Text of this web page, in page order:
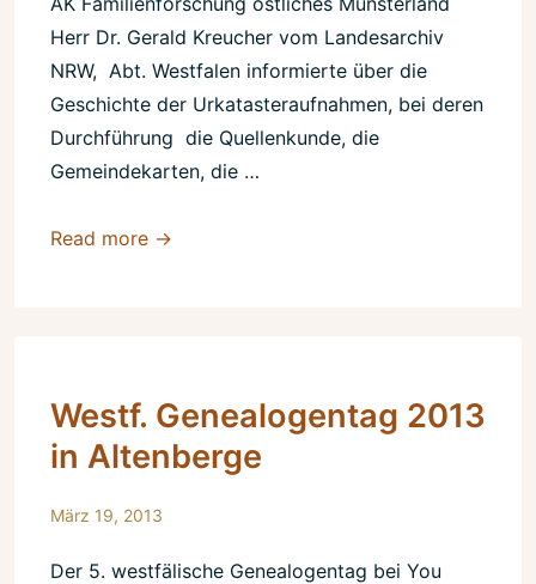
Herr Dr. Gerald Kreucher vom Landesarchiv
NRW, Abt. Westfalen informierte über die
Geschichte der Urkatasteraufnahmen, bei deren
Durchführung die Quellenkunde, die
Gemeindekarten, die …
Urkataster,
und
Familienforschung
Read more →
Westf. Genealogentag 2013
in Altenberge
März 19, 2013
Der 5. westfälische Genealogentag bei You